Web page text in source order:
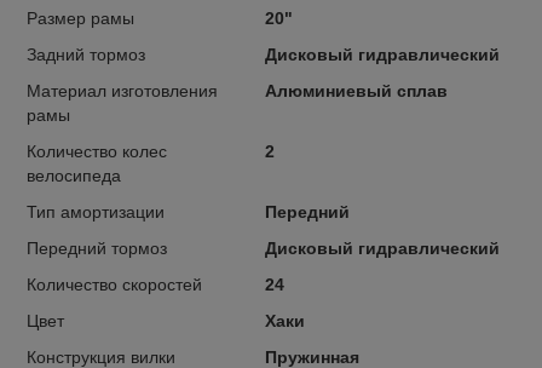
Размер рамы
20"
Задний тормоз
Дисковый гидравлический
Материал изготовления
рамы
Алюминиевый сплав
Количество колес
велосипеда
2
Тип амортизации
Передний
Передний тормоз
Дисковый гидравлический
Количество скоростей
24
Цвет
Хаки
Конструкция вилки
Пружинная